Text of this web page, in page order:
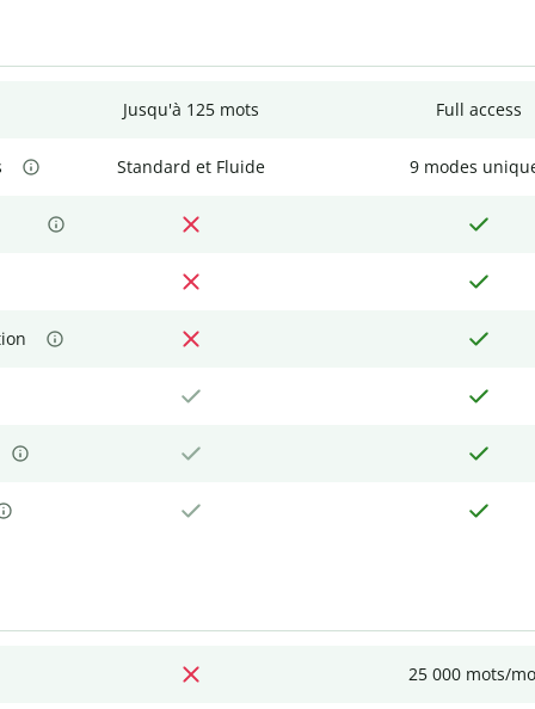
Jusqu'à 125 mots Full access
Standard et Fluide 9 modes
25 000 mots/